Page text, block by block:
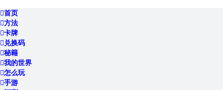
首页
方法
卡牌
 兑换码
秘籍
我的世界
怎么玩
手游